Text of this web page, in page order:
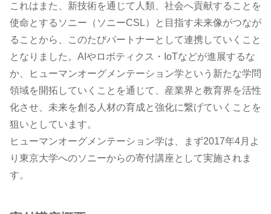
これはまた、新技術を通じて人類、社会へ貢献することを
使命とするソニー（ソニーCSL）と目指す未来像がつなが
ることから、このたびパートナーとして連携していくこと
となりました。AIやロボティクス・IoTなどが進展するな
か、ヒューマンオーグメンテーション学という新たな学問
領域を開拓していくことを通じて、産業界と教育界を活性
化させ、未来を創る人材の育成と強化に繋げていくことを
狙いとしています。
ヒューマンオーグメンテーション学は、まず2017年4月よ
り東京大学へのソニーからの寄付講座として実施されま
す。